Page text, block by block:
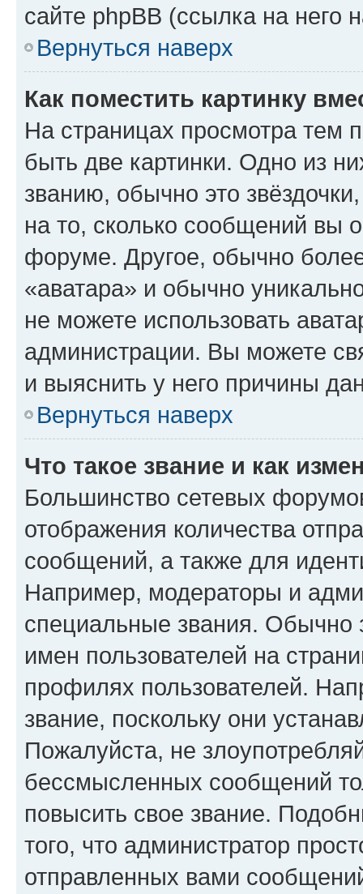
сайте phpBB (ссылка на него
Вернуться наверх
Как поместить картинку
На страницах просмотра тем
быть две картинки. Одно из
званию, обычно это
на то, сколько сообщений вы
форуме. Другое, обычно
«аватара» и обычно
не можете использовать
администрации. Вы можете
и выяснить у него причины
Вернуться наверх
Что такое звание и как
Большинство сетевых
отображения количества
сообщений, а также для
Например, модераторы и
специальные звания. Обычно
имен пользователей на
профилях пользователей.
звание, поскольку они
Пожалуйста, не
бессмысленных сообщений
повысить свое звание.
того, что администратор
отправленных вами